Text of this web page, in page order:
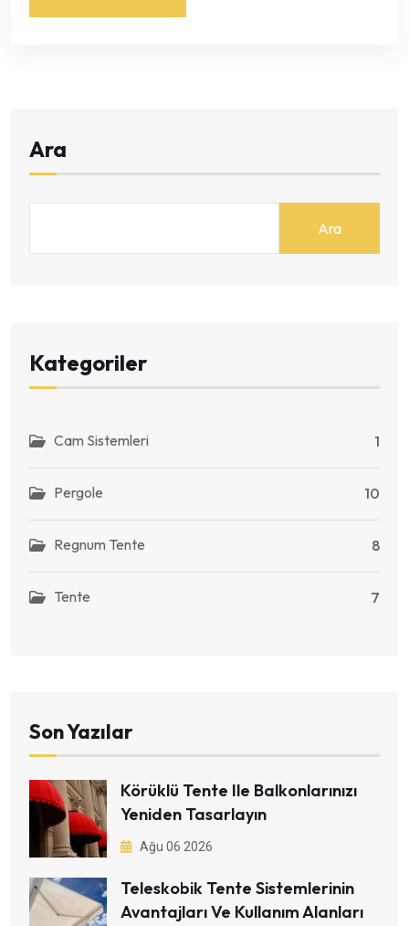
Ara
Ara
Kategoriler
Cam Sistemleri 1
Pergole 10
Regnum Tente 8
Tente 7
Son Yazılar
Körüklü Tente Ile Balkonlarınızı
Yeniden Tasarlayın
Ağu 06 2026
Teleskobik Tente Sistemlerinin
Avantajları Ve Kullanım Alanları